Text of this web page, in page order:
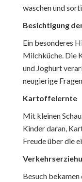
waschen und
Besichtigung
Ein besonderes
Milchküche. Die
und Joghurt
neugierige
Kartoffelernte
Mit kleinen
Kinder daran,
Freude über die
Besuch